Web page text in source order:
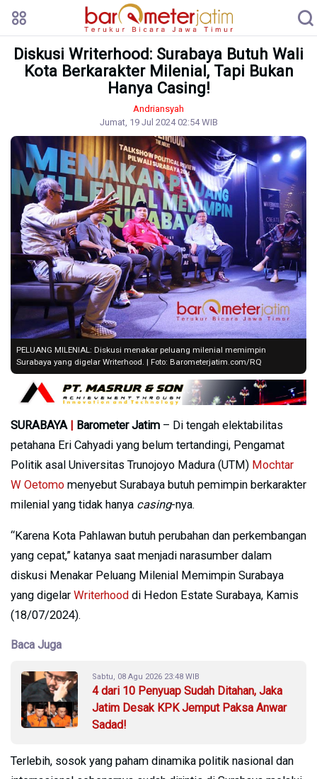
Diskusi Writerhood: Surabaya Butuh Wali
Kota Berkarakter Milenial, Tapi Bukan
Hanya Casing!
Andriansyah
Jumat, 19 Jul 2024 02:54 WIB
PELUANG MILENIAL: Diskusi menakar peluang milenial memimpin
Surabaya yang digelar Writerhood. | Foto: Barometerjatim.com/RQ
SURABAYA | Barometer Jatim – Di tengah elektabilitas
petahana Eri Cahyadi yang belum tertandingi, Pengamat
Politik asal Universitas Trunojoyo Madura (UTM) Mochtar
W Oetomo menyebut Surabaya butuh pemimpin berkarakter
milenial yang tidak hanya casing-nya.
“Karena Kota Pahlawan butuh perubahan dan perkembangan
yang cepat,” katanya saat menjadi narasumber dalam
diskusi Menakar Peluang Milenial Memimpin Surabaya
yang digelar Writerhood di Hedon Estate Surabaya, Kamis
(18/07/2024).
Baca Juga
Sabtu, 08 Agu 2026 23:48 WIB
4 dari 10 Penyuap Sudah Ditahan, Jaka
Jatim Desak KPK Jemput Paksa Anwar
Sadad!
Terlebih, sosok yang paham dinamika politik nasional dan